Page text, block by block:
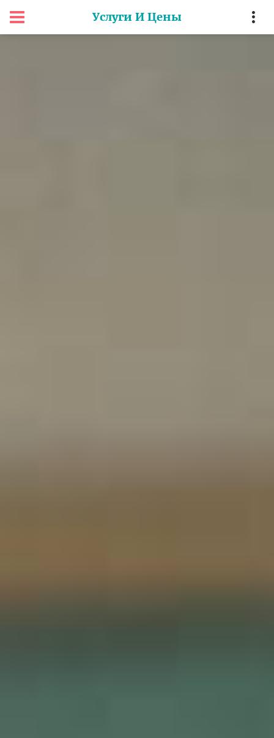
Услуги И Цены